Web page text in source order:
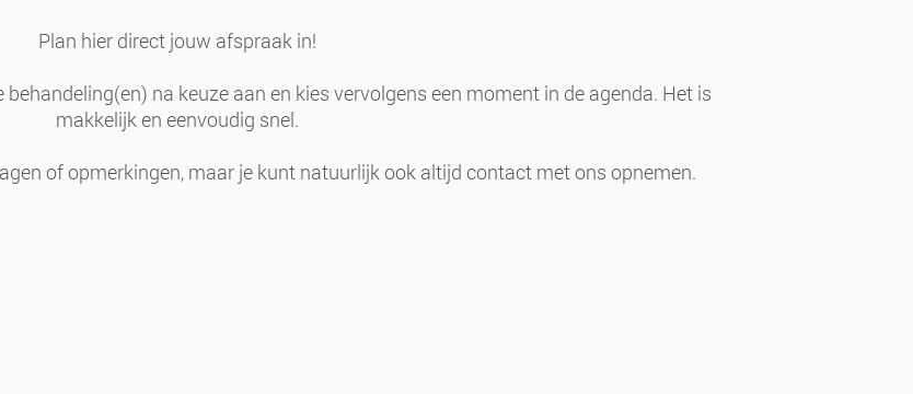
Plan hier direct jouw afspraak in!
na keuze aan en kies vervolgens een moment in de agenda. Het is
makkelijk en eenvoudig snel.
of opmerkingen, maar je kunt natuurlijk ook altijd contact met ons opnemen.